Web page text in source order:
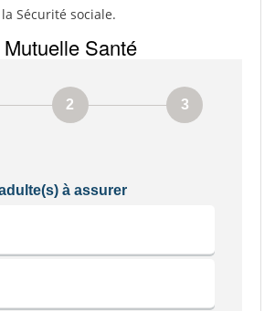
Sécurité sociale.